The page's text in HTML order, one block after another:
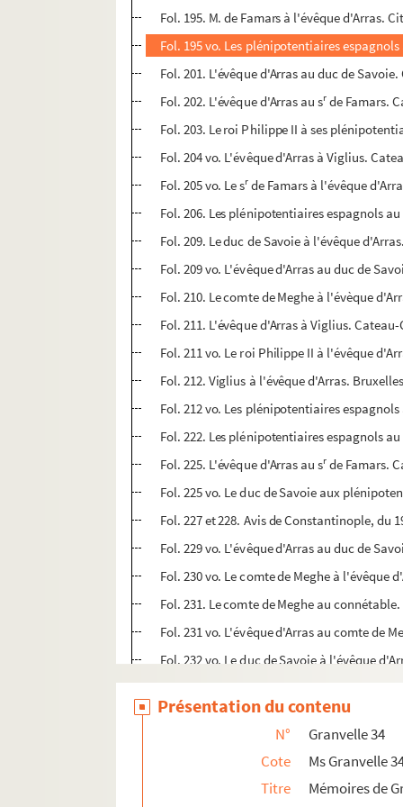
Fol. 195. M. de Famars à l'évêque d'Arras.
Fol. 195 vo. Les plénipotentiaires
Fol. 201. L'évêque d'Arras au duc de
Fol. 202. L'évêque d'Arras au sr de Famars.
Fol. 203. Le roi Philippe II à ses
Fol. 204 vo. L'évêque d'Arras à Viglius.
Fol. 205 vo. Le sr de Famars à l'évêque
Fol. 206. Les plénipotentiaires espagnols
Fol. 209. Le duc de Savoie à l'évêque
Fol. 209 vo. L'évêque d'Arras au duc de
Fol. 210. Le comte de Meghe à l'évèque
Fol. 211. L'évêque d'Arras à Viglius.
Fol. 211 vo. Le roi Philippe II à l'évêque
Fol. 212. Viglius à l'évêque d'Arras.
Fol. 212 vo. Les plénipotentiaires
Fol. 222. Les plénipotentiaires espagnols
Fol. 225. L'évêque d'Arras au sr de Famars.
Fol. 225 vo. Le duc de Savoie aux
Fol. 227 et 228. Avis de Constantinople, du
Fol. 229 vo. L'évêque d'Arras au duc de
Fol. 230 vo. Le comte de Meghe à l'évêque
Fol. 231. Le comte de Meghe au
Fol. 231 vo. L'évêque d'Arras au comte de
Fol. 232 vo. Le duc de Savoie à l'évêque
Fol. 233. Le rhingrave Henri à l'évêque
Fol. 233 vo. L'évêque d'Arras au rhingrave.
Fol. 234. Le roi Philippe II à l'évêque
Fol. 234 vo. Les plénipotentiaires
Fol. 236 vo. Le roi Philippe II à Ruy Gomez
Présentation du contenu
N°
Granvelle 34
Cote
Ms Granvelle
Titre
Mémoires de